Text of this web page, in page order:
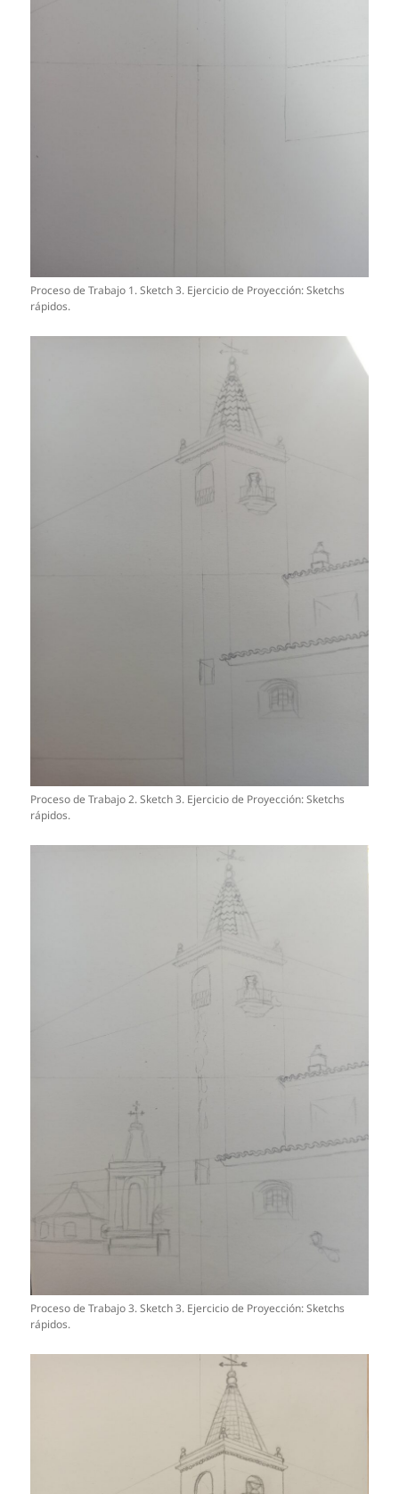
Proceso de Trabajo 1. Sketch 3. Ejercicio de Proyección: Sketchs
rápidos.
Proceso de Trabajo 2. Sketch 3. Ejercicio de Proyección: Sketchs
rápidos.
Proceso de Trabajo 3. Sketch 3. Ejercicio de Proyección: Sketchs
rápidos.